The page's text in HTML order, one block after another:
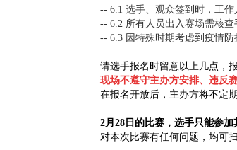
-- 6.1 选手、观众签到时，工
-- 6.2 所有人员出入赛场需核
-- 6.3 因特殊时期考虑到疫情
请选手报名时留意以上几点，
现场不遵守主办方安排、违反
在报名开放后，主办方将不定
2月28日的比赛，选手只能参
对本次比赛有任何问题，均可